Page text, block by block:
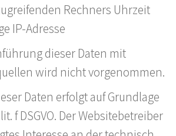
Rechners Uhrzeit
IP-Adresse
dieser Daten mit
wird nicht vorgenommen.
Daten erfolgt auf Grundlage
f DSGVO. Der Websitebetreiber